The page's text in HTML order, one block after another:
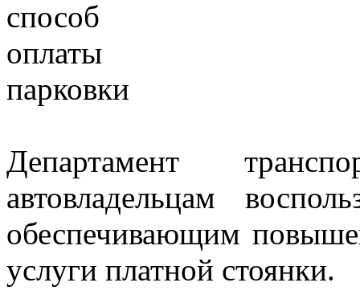
Департамент
автовладельцам
обеспечивающим
услуги платной стоянки.